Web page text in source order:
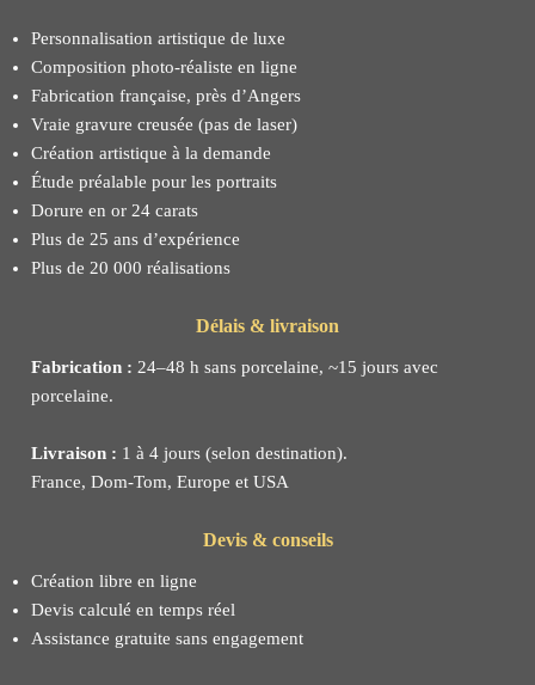
Personnalisation artistique de luxe
Composition photo-réaliste en ligne
Fabrication française, près d’Angers
Vraie gravure creusée (pas de laser)
Création artistique à la demande
Étude préalable pour les portraits
Dorure en or 24 carats
Plus de 25 ans d’expérience
Plus de 20 000 réalisations
Délais & livraison
Fabrication : 24–48 h sans porcelaine, ~15 jours avec
porcelaine.
Livraison : 1 à 4 jours (selon destination).
France, Dom-Tom, Europe et USA
Devis & conseils
Création libre en ligne
Devis calculé en temps réel
Assistance gratuite sans engagement